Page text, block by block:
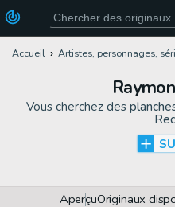
Accueil Artistes, personnages,
Vous cherchez des
AperçuOriginaux